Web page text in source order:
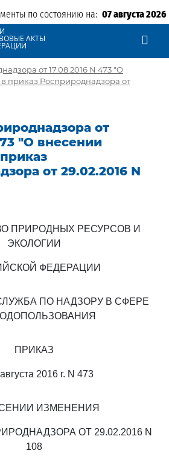
по состоянию на: 07 августа 2026
АКТЫ
от 17.08.2016 N 473 "О
приказ Росприроднадзора от
от
"О внесении
от 29.02.2016 N
ПРИРОДНЫХ РЕСУРСОВ И
ЭКОЛОГИИ
ФЕДЕРАЦИИ
ПО НАДЗОРУ В СФЕРЕ
ПРИКАЗ
2016 г. N 473
ИЗМЕНЕНИЯ
ОТ 29.02.2016 N
108